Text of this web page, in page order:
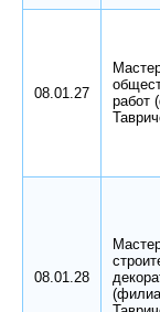
08.01.27
работ
08.01.28